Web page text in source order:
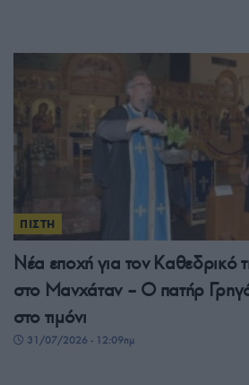
ΠΙΣΤΗ
Νέα εποχή για τον Καθεδρικό
στο Μανχάταν – O πατήρ
στο τιμόνι
31/07/2026 - 12:09πμ